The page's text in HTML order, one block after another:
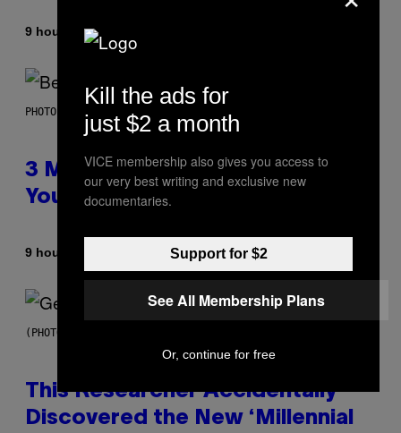
9 hours ago
PHOTO BY KEVIN WINTER/GETTY IMAGES FOR RADIO DISNEY
3 Millennial Anthems That Make
You Think of Your Best Friend
9 hours ago Lauren Boisvert
(PHOTO BY TAYLOR HILL/GETTY IMAGES)
This Researcher Accidentally
Discovered the New ‘Millennial
Kill the ads for
just $2 a month
VICE membership also gives you access to
our very best writing and exclusive new
documentaries.
Support for $2
See All Membership Plans
Or, continue for free